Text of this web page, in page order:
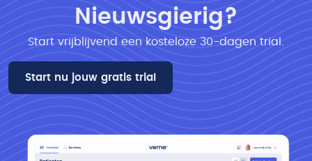
Nieuwsgierig?
Start vrijblijvend een kosteloze 30-dagen trial​.
Start nu jouw gratis trial